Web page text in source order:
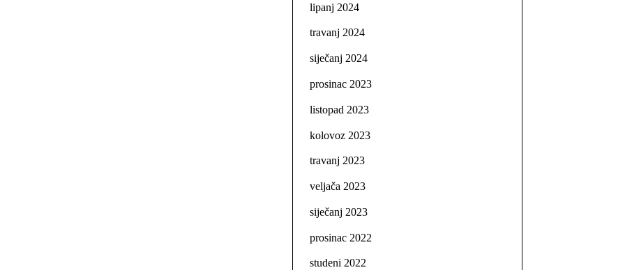
lipanj 2024
travanj 2024
siječanj 2024
prosinac 2023
listopad 2023
kolovoz 2023
travanj 2023
veljača 2023
siječanj 2023
prosinac 2022
studeni 2022